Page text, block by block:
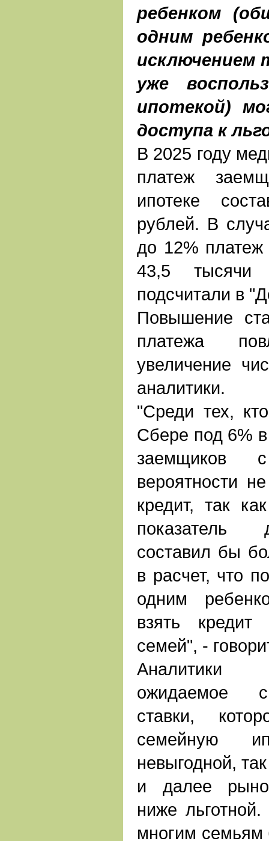
ребенком
одним
исключением
уже
ипотекой)
доступа к
В 2025 году
платеж
ипотеке
рублей. В
до 12%
43,5
подсчитали в
Повышение
платежа
увеличение
аналитики.
"Среди тех,
Сбере под 6% в
заемщиков
вероятности
кредит, так
показатель
составил бы
в расчет, что
одним
взять
семей", -
Аналитики
ожидаемое
ставки,
семейную
невыгодной,
и далее
ниже
многим семьям